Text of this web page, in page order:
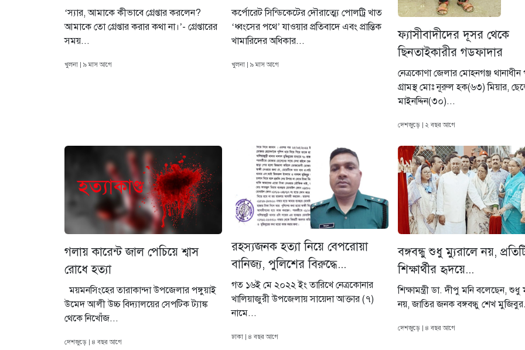
‘স্যার, আমাকে কীভাবে গ্রেপ্তার করলেন?
আমাকে তো গ্রেপ্তার করার কথা না।’- গ্রেপ্তারের
সময়...
খুলনা | ৯ মাস আগে
কর্পোরেট সিন্ডিকেটের দৌরাত্ম্যে পোলট্রি খাত
‘ধ্বংসের পথে’ যাওয়ার প্রতিবাদে এবং প্রান্তিক
খামারিদের অধিকার...
খুলনা | ৯ মাস আগে
ফ্যাসীবাদীদের দূসর থেকে
ছিনতাইকারীর গডফাদার
নেত্রকোণা জেলার মোহনগঞ্জ থানাধীন
গ্রামস্থ মোঃ নূরুল হক(৬৩) মিয়ার,
মাইনদ্দিন(৩০)...
দেশজুড়ে | ২ বছর আগে
গলায় কারেন্ট জাল পেচিয়ে শ্বাস
রোধে হত্যা
ময়মনসিংহের তারাকান্দা উপজেলার পঙ্গুয়াই
উমেদ আলী উচ্চ বিদ্যালয়ের সেপটিক ট্যাঙ্ক
থেকে নিখোঁজ...
দেশজুড়ে | ৪ বছর আগে
রহস্যজনক হত্যা নিয়ে বেপরোয়া
বানিজ্য, পুলিশের বিরুদ্ধে...
গত ১৬ই মে ২০২২ ইং তারিখে নেত্রকোনার
খালিয়াজুরী উপজেলায় সায়েদা আক্তার (৭)
নামে...
ঢাকা | ৪ বছর আগে
বঙ্গবন্ধু শুধু ম্যুরালে নয়,
শিক্ষার্থীর হৃদয়ে...
শিক্ষামন্ত্রী ডা. দীপু মনি বলেছেন, শুধু
নয়, জাতির জনক বঙ্গবন্ধু শেখ
দেশজুড়ে | ৪ বছর আগে